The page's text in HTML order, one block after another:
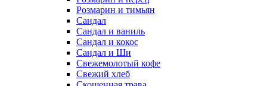
Розмарин и тимьян
Сандал
Сандал и ваниль
Сандал и кокос
Сандал и Ши
Свежемолотый кофе
Свежий хлеб